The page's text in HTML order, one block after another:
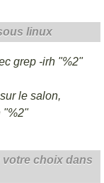
linux
grep -irh "%2"
le salon,
"%2"
votre choix dans